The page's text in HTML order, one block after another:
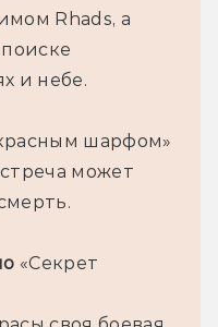
Rhads, а
и небе.
может
«Секрет